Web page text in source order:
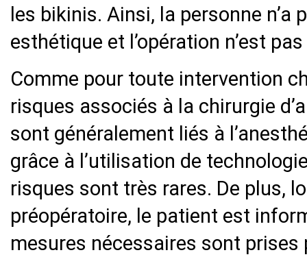
les bikinis. Ainsi, la personne
esthétique et l’opération n’est
Comme pour toute intervention
risques associés à la chirurgie
sont généralement liés à
grâce à l’utilisation de
risques sont très rares. De plus,
préopératoire, le patient est
mesures nécessaires sont prises